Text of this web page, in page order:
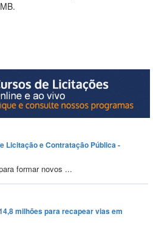
Licitação e Contratação Pública -
formar novos ...
milhões para recapear vias em